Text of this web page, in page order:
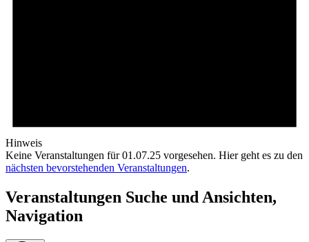
Hinweis
Keine Veranstaltungen für 01.07.25 vorgesehen. Hier geht es zu den
nächsten bevorstehenden Veranstaltungen.
Veranstaltungen Suche und Ansichten,
Navigation